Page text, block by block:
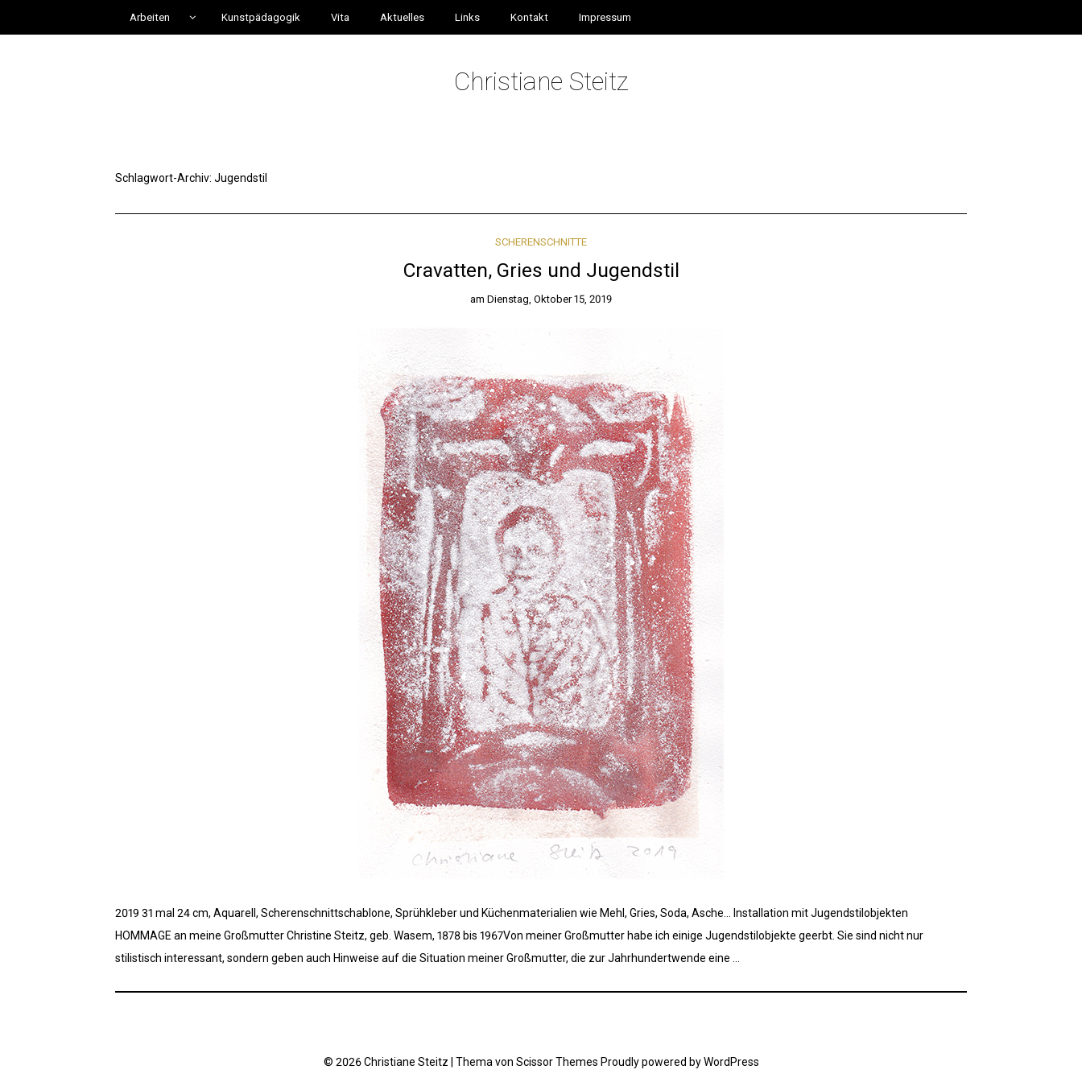
Arbeiten Kunstpädagogik Vita Aktuelles Links Kontakt Impressum
Christiane Steitz
Schlagwort-Archiv:Jugendstil
SCHERENSCHNITTE
Cravatten, Gries und Jugendstil
am Dienstag, Oktober 15, 2019
2019 31 mal 24 cm, Aquarell, Scherenschnittschablone, Sprühkleber und Küchenmaterialien wie Mehl, Gries, Soda, Asche… Installation mit Jugendstilobjekten
HOMMAGE an meine Großmutter Christine Steitz, geb. Wasem, 1878 bis 1967Von meiner Großmutter habe ich einige Jugendstilobjekte geerbt. Sie sind nicht nur
stilistisch interessant, sondern geben auch Hinweise auf die Situation meiner Großmutter, die zur Jahrhundertwende eine …
© 2026 Christiane Steitz | Thema von Scissor Themes Proudly powered byWordPress